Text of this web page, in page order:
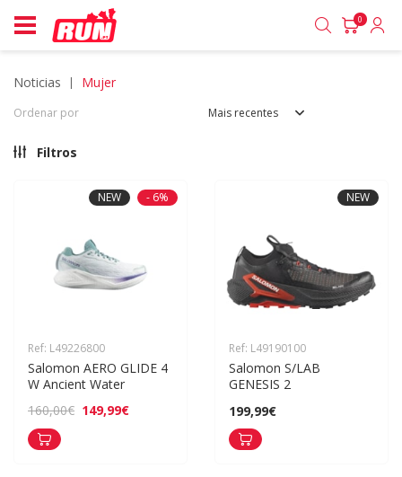
0
noticias mujer
Ordenar por Mais recentes
Filtros
NEW - 6%
Ref: L49226800
Salomon AERO GLIDE 4
W Ancient Water
160,00€ 149,99€
NEW
Ref: L49190100
Salomon S/LAB
GENESIS 2
199,99€